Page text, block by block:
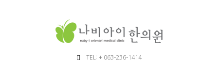
TEL: + 063-236-1414